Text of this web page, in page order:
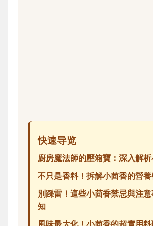
快速导览
廚房魔法師的壓箱寶：深入解
不只是香料！拆解小茴香的營
別踩雷！這些小茴香禁忌與注
知
風味最大化！小茴香的超實用